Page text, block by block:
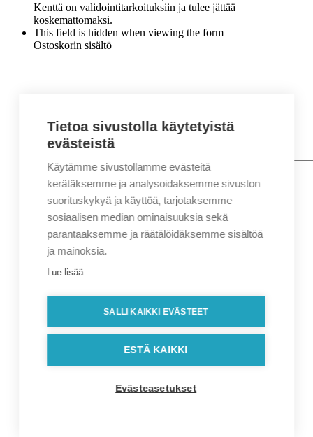
Kenttä on validointitarkoituksiin ja tulee jättää
koskemattomaksi.
This field is hidden when viewing the form
Ostoskorin sisältö
Nimi*
Etunimi
Sukunimi
Sähköposti*
Puhelin*
Osoitetiedot
Lähiosoite
Postinumero
Tietoa sivustolla käytetyistä
evästeistä
Käytämme sivustollamme evästeitä
kerätäksemme ja analysoidaksemme sivuston
suorituskykyä ja käyttöä, tarjotaksemme
sosiaalisen median ominaisuuksia sekä
parantaaksemme ja räätälöidäksemme sisältöä
ja mainoksia.
Lue lisää
SALLI KAIKKI EVÄSTEET
ESTÄ KAIKKI
Evästeasetukset